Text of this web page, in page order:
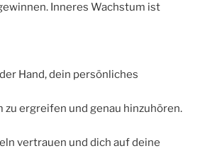
Inneres Wachstum ist
Hand, dein persönliches
zu ergreifen und genau hinzuhören.
vertrauen und dich auf deine